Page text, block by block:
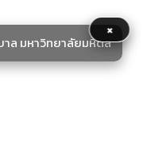
×
ล มหาวิทยาลัยมหิดล